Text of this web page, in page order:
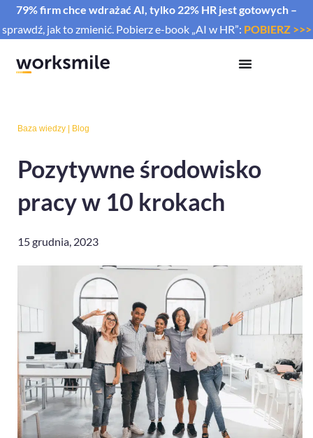
79% firm chce wdrażać AI, tylko 22% HR jest gotowych –
sprawdź, jak to zmienić. Pobierz e-book „AI w HR”: POBIERZ >>>
Baza wiedzy Blog
Pozytywne środowisko
pracy w 10 krokach
15 grudnia, 2023